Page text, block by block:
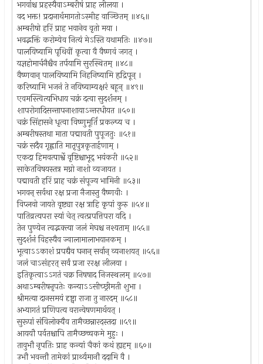
भगवांश्च प्रहस्यैवाऽम्बरीषं प्राह लीलया ।
वद भक्त! प्रदानार्थमागतोऽस्मीह वाञ्छितम् ॥४६॥
अम्बरीषो हरिं प्राह भवानेव वृतो मया ।
भवद्भक्तिं करोम्येव नित्यं मेऽस्ति यथामतिः ॥४७॥
पालयिष्यामि पृथिवीं कृत्वा वै वैष्णवं जगत् ।
यज्ञहोमार्चनैश्चैव तर्पयामि सुरस्थितम् ॥४८॥
वैष्णवान् पालयिष्यामि निहनिष्यामि हृद्रिपून् ।
करिष्यामि भजनं ते नयिष्याम्यक्षरं बहून् ॥४९॥
एवमस्त्वित्यभिधाय चक्रं दत्वा सुदर्शनम् ।
शापरोगादिसन्तापनाशायाऽन्तरधीयत ॥५०॥
चक्रं सिंहासने धृत्वा विष्णुमूर्तिं प्रकल्प्य च ।
अम्बरीषस्तथा माता पद्मावती पुपूजतुः ॥५१॥
चक्रं सदैव गृह्णाति मातृपुत्रकृतार्हणाम् ।
एकदा हिमवत्पार्श्वे वृष्टिश्चाभूद् भयंकरी ॥५२॥
साकेतविषयस्तत्र मग्नो नाशो व्यजायत ।
पद्मावती हरिं प्राह चक्रं संपूज्य भामिनी ॥५३॥
भगवन् सर्वथा रक्ष प्रजा नैजास्तु वैष्णवीः ।
विप्लवो जायते वृष्ट्या रक्ष त्राहि कृपां कुरु ॥५४॥
पातिव्रत्यपरा स्यां चेत् त्वत्प्रपत्तिपरा यदि ।
तेन पुण्येन त्वद्भक्त्या जलं मेघश्च नश्यताम् ॥५५॥
सुदर्शनं विहस्यैव ज्वालामालाभयानकम् ।
भूत्वाऽऽकाशं प्रपद्यैव घनान् सर्वान् व्यनाशयत् ॥५६॥
जलं चाऽसंहरत् सर्वं प्रजा ररक्ष लीलया ।
इतिकृत्वाऽऽगतं चक्र निषषाद निजस्थलम् ॥५७॥
अथाऽम्बरीषनृपतेः कन्याऽऽसीच्छ्रीमती शुभा ।
श्रीमत्या दानसमयं दृष्ट्वा राजा तु नारदम् ॥५८॥
अभ्यागतं प्रणिपत्य वरान्वेषणमार्थयत् ।
सुरूपां संविलोक्यैव तामैच्छन्नारदस्तदा ॥५९॥
आययौ पर्वतश्चापि तामैच्छच्चकमे मुहुः ।
तावुभौ नृपतिः प्राह कन्यां चैकां कथं ह्यहम् ॥६०॥
उभौ भवन्तौ तामेकां प्रार्थ्यमानौ ददामि वै ।